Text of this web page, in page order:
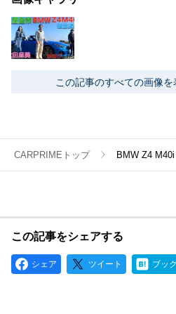
この記事のすべての画像を
CARPRIMEトップ BMW Z4
この記事をシェアする
シェア ツイート ブッ